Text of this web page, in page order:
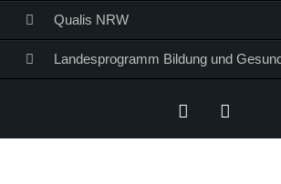
Qualis NRW
Landesprogramm Bildung und